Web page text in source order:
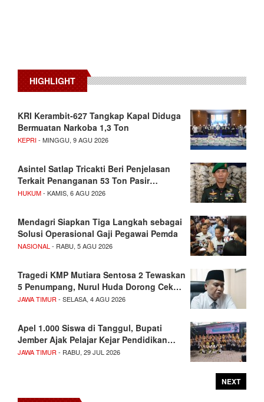
HIGHLIGHT
KRI Kerambit-627 Tangkap Kapal Diduga
Bermuatan Narkoba 1,3 Ton
KEPRI- MINGGU, 9 AGU 2026
Asintel Satlap Tricakti Beri Penjelasan
Terkait Penanganan 53 Ton Pasir…
HUKUM- KAMIS, 6 AGU 2026
Mendagri Siapkan Tiga Langkah sebagai
Solusi Operasional Gaji Pegawai Pemda
NASIONAL - RABU, 5 AGU 2026
Tragedi KMP Mutiara Sentosa 2 Tewaskan
5 Penumpang, Nurul Huda Dorong Cek…
JAWA TIMUR - SELASA, 4 AGU 2026
Apel 1.000 Siswa di Tanggul, Bupati
Jember Ajak Pelajar Kejar Pendidikan…
JAWA TIMUR - RABU, 29 JUL 2026
NEXT